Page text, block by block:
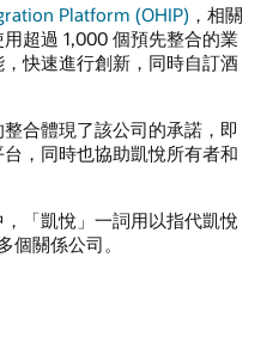
Platform (OHIP) ，相關
超過 1,000 個預先整合的業
快速進行創新，同時自訂酒
合體現了該公司的承諾，即
，同時也協助凱悅所有者和
「凱悅」一詞用以指代凱悅
關係公司。